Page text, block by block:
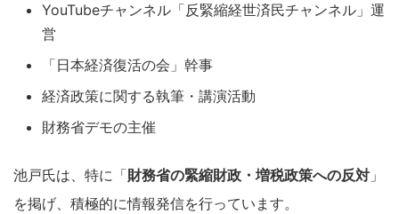
YouTubeチャンネル「反緊縮経世済民チャンネル」運
営
「日本経済復活の会」幹事
経済政策に関する執筆・講演活動
財務省デモの主催
池戸氏は、特に「財務省の緊縮財政・増税政策への反対 」
を掲げ、積極的に情報発信を行っています。